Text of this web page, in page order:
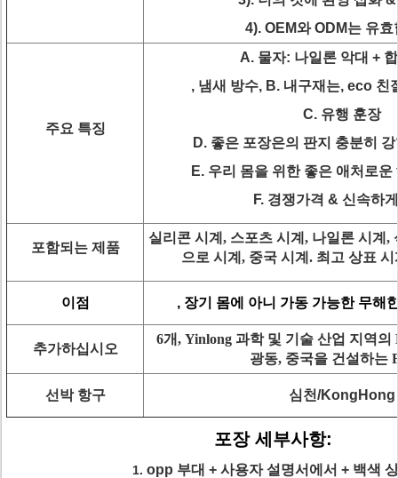
4). OEM와 ODM는 유효
주요 특징
A. 물자: 나일론 악대 +
, 냄새 방수, B. 내구재는, eco 친
C. 유행 훈장
D. 좋은 포장은의 판지 충분히
E. 우리 몸을 위한 좋은 애처로
F. 경쟁가격 & 신속하
포함되는 제품
실리콘 시계, 스포츠 시계, 나일론 시계,
으로 시계, 중국 시계. 최고 상표
이점 , 장기 몸에 아니 가동 가능한 무해
추가하십시오
6개, Yinlong 과학 및 기술 산업 지역의
광동, 중국을 건설하는
선박 항구 심천/KongHong
포장 세부사항:
1. opp 부대 + 사용자 설명서에서 + 백색